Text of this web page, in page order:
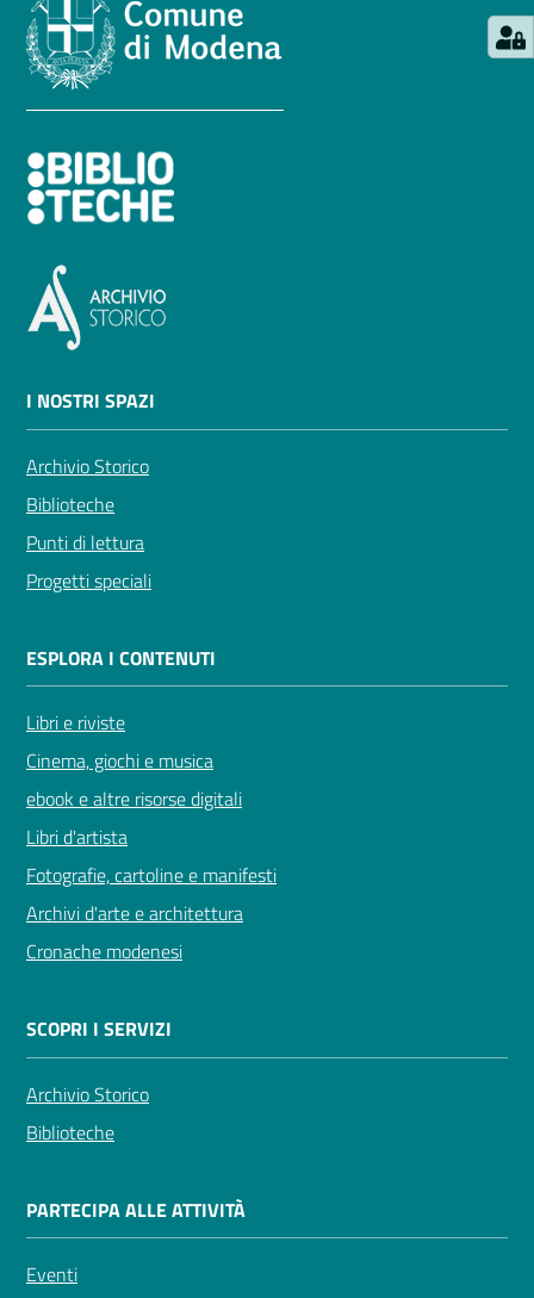
I NOSTRI SPAZI
Archivio Storico
Biblioteche
Punti di lettura
Progetti speciali
ESPLORA I CONTENUTI
Libri e riviste
Cinema, giochi e musica
ebook e altre risorse digitali
Libri d'artista
Fotografie, cartoline e manifesti
Archivi d'arte e architettura
Cronache modenesi
SCOPRI I SERVIZI
Archivio Storico
Biblioteche
PARTECIPA ALLE ATTIVITÀ
Eventi